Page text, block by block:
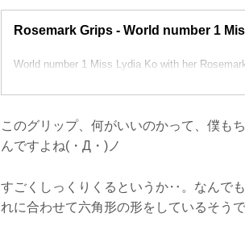
Rosemark Grips - World number 1
World number 1 Miss Lydia Ko with her
このグリップ、何がいいのかって、僕も
んですよね(・Д・)ノ
すごくしっくりくるというか‥。なんで
れに合わせて六角形の形をしているそう